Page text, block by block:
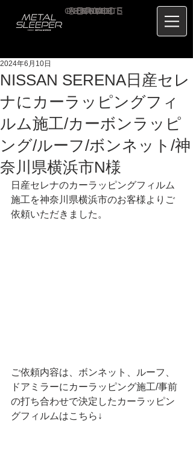
HOME
CONCEPT
SERVICE
ABOUT US
BLOG
PRICE
CONTACT
RECRUIT
NISSAN SERENA日産セレ
ナにカーラッピングフィ
ルム施工/カーボンラッピ
ング/ルーフ/ボンネット/神
奈川県横浜市N様
2024年6月10日
日産セレナのカーラッピングフィルム
施工を神奈川県横浜市のお客様よりご
依頼いただきました。
ご依頼内容は、ボンネット、ルーフ、
ドアミラーにカーラッピング施工/事前
の打ち合わせで決定したカーラッピン
グフィルムはこちら↓